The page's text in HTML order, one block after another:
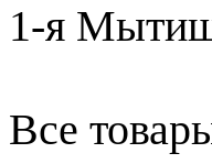
1-я
Все